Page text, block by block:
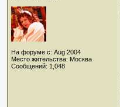
На форуме с: Aug 2004
Место жительства: Москва
Сообщений: 1,048